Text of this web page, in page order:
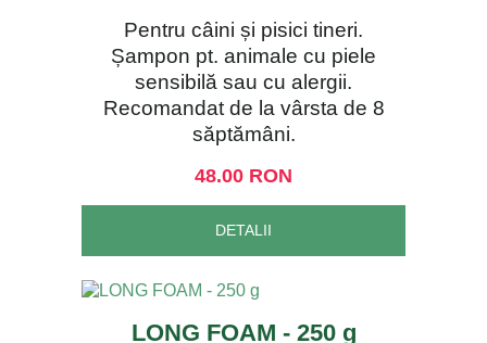
Pentru câini și pisici tineri.
Șampon pt. animale cu piele
sensibilă sau cu alergii.
Recomandat de la vârsta de 8
săptămâni.
48.00 RON
DETALII
LONG FOAM - 250 g